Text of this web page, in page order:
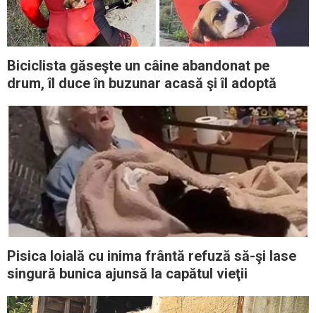
Biciclista găseşte un câine abandonat pe
drum, îl duce în buzunar acasă şi îl adoptă
Pisica loială cu inima frântă refuză să-şi lase
singură bunica ajunsă la capătul vieţii